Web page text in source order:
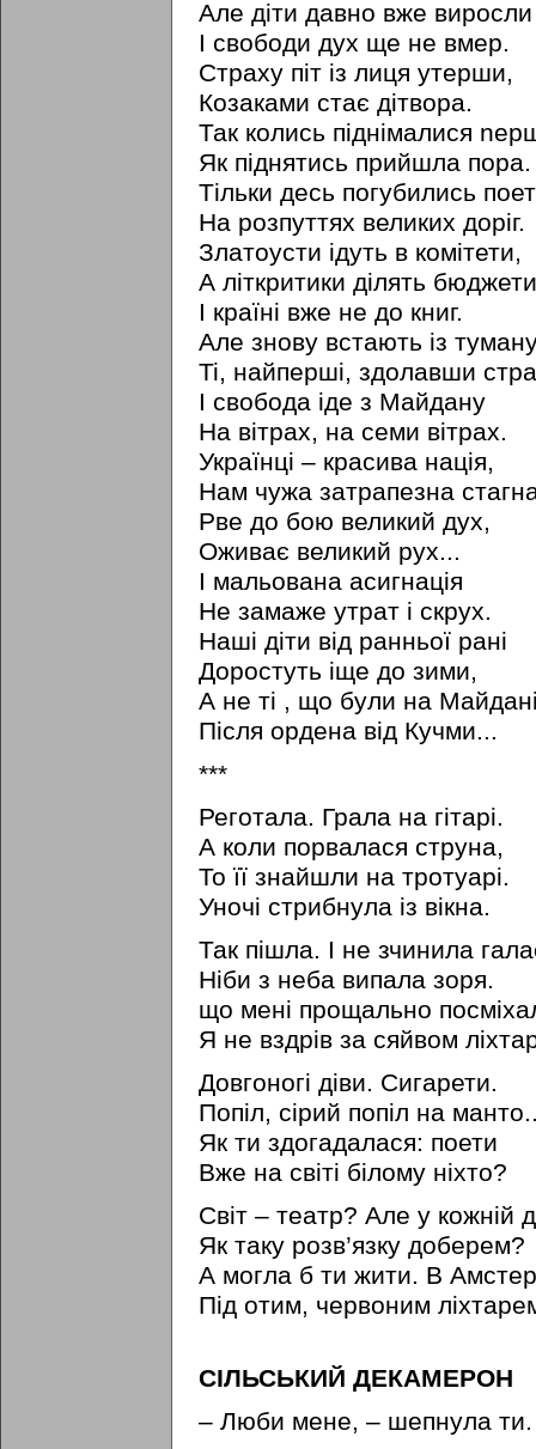
Але діти давно вже виросли
I свободи дух ще не вмер.
Страху піт із лиця утерши,
Козаками стає дітвора.
Так колись піднімалися
Як піднятись прийшла пора.
Тільки десь погубились
На розпуттях великих доріг.
Златоусти ідуть в комітети,
А літкритики ділять
I країні вже не до книг.
Але знову встають із
Ti, найперші, здолавши
I свобода іде з Майдану
На вітрах, на семи вітрах.
Українці – красива нація,
Нам чужа затрапезна
Рве до бою великий дух,
Оживає великий рух...
I мальована асигнація
Не замаже утрат i скрух.
Наші діти від ранньої рані
Доростуть іще до зими,
А не ті , що були на
Після ордена від Кучми...
***
Реготала. Грала на гітарі.
А коли порвалася струна,
То її знайшли на тротуарі.
Уночі стрибнула iз вікна.
Так пішла. I не зчинила
Ніби з неба випала зоря.
що мені прощально
Я не вздрів за сяйвом
Довгоногі діви. Сигарети.
Попіл, сірий попіл на
Як ти здогадалася: поети
Вже на світі білому ніхто?
Світ – театр? Але у кожній
Як таку розв’язку доберем?
А могла б ти жити. В
Під отим, червоним
СІЛЬСЬКИЙ ДЕКАМЕРОН
– Люби мене, – шепнула